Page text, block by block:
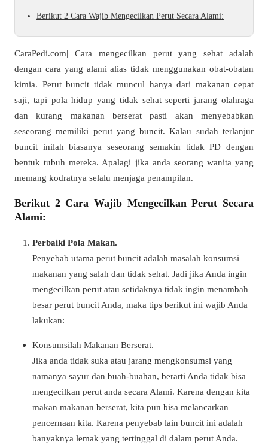
Berikut 2 Cara Wajib Mengecilkan Perut Secara Alami:
CaraPedi.com| Cara mengecilkan perut yang sehat adalah
dengan cara yang alami alias tidak menggunakan obat-obatan
kimia. Perut buncit tidak muncul hanya dari makanan cepat
saji, tapi pola hidup yang tidak sehat seperti jarang olahraga
dan kurang makanan berserat pasti akan menyebabkan
seseorang memiliki perut yang buncit. Kalau sudah terlanjur
buncit inilah biasanya seseorang semakin tidak PD dengan
bentuk tubuh mereka. Apalagi jika anda seorang wanita yang
memang kodratnya selalu menjaga penampilan.
Berikut 2 Cara Wajib Mengecilkan Perut Secara
Alami:
Perbaiki Pola Makan.
Penyebab utama perut buncit adalah masalah konsumsi
makanan yang salah dan tidak sehat. Jadi jika Anda ingin
mengecilkan perut atau setidaknya tidak ingin menambah
besar perut buncit Anda, maka tips berikut ini wajib Anda
lakukan:
Konsumsilah Makanan Berserat.
Jika anda tidak suka atau jarang mengkonsumsi yang
namanya sayur dan buah-buahan, berarti Anda tidak bisa
mengecilkan perut anda secara Alami. Karena dengan kita
makan makanan berserat, kita pun bisa melancarkan
pencernaan kita. Karena penyebab lain buncit ini adalah
banyaknya lemak yang tertinggal di dalam perut Anda.